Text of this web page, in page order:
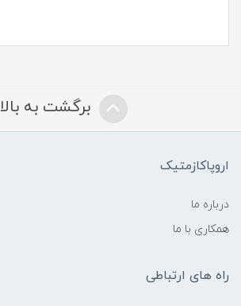
برگشت به بالا
اروپاکازمتیک
درباره ما
همکاری با ما
راه های ارتباطی